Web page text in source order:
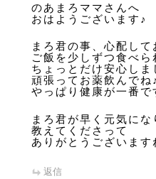
のあまろママさんへ
おはようございます♪
まろ君の事、心配して
ご飯を少しずつ食べ
ちょっとだけ安心しま
頑張ってお薬飲んでね♪
やっぱり健康が一番で
まろ君が早く元気に
教えてくださって
ありがとうございます
返信